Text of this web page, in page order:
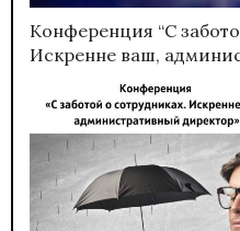
Конференция “С
Искренне ваш,